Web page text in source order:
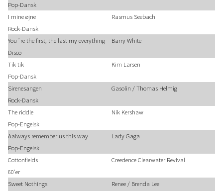
Pop-Dansk
I mine øjne
Rasmus Seebach
Rock-Dansk
You´re the first, the last my everything
Barry White
Disco
Tik tik
Kim Larsen
Pop-Dansk
Sirenesangen
Gasolin / Thomas Helmig
Rock-Dansk
The riddle
Nik Kershaw
Pop-Engelsk
Aalways remember us this way
Lady Gaga
Pop-Engelsk
Cottonfields
Creedence Clearwater Revival
60'er
Sweet Nothings
Renee / Brenda Lee